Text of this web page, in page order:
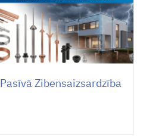
Pasīvā Zibensaizsardzība